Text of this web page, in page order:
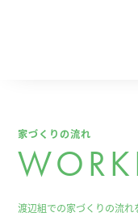
家づくりの流れ
渡辺組での家づくりの流れ